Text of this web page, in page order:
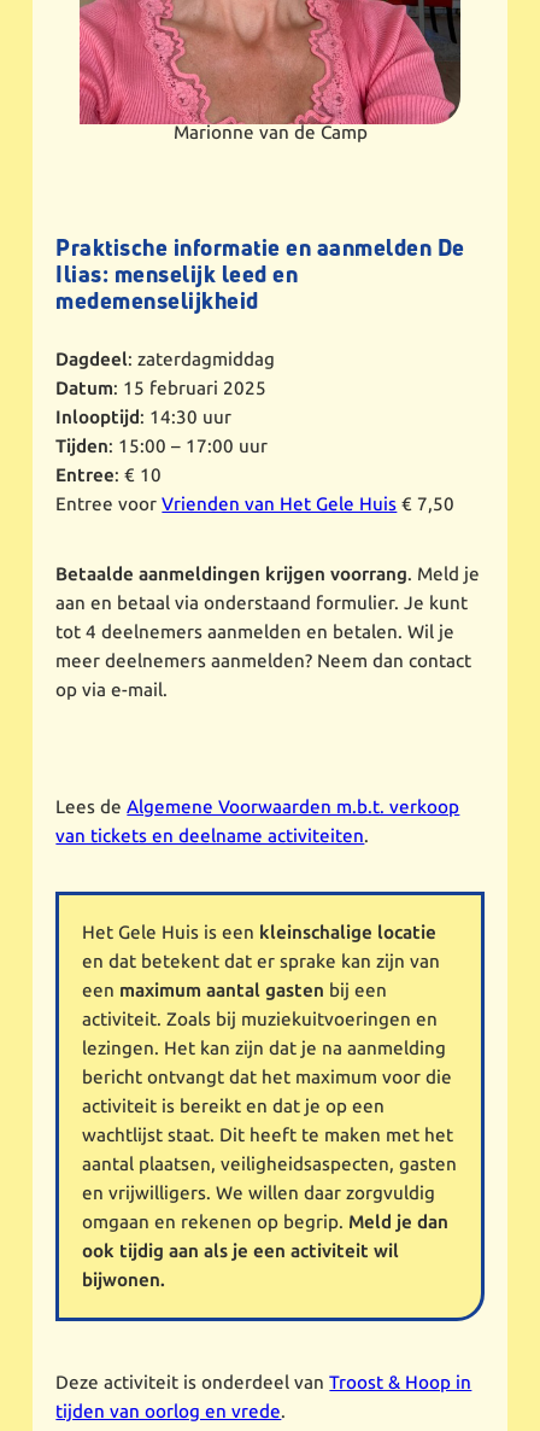
Marionne van de Camp
Praktische informatie en aanmelden De
Ilias: menselijk leed en
medemenselijkheid
Dagdeel: zaterdagmiddag
Datum: 15 februari 2025
Inlooptijd: 14:30 uur
Tijden: 15:00 – 17:00 uur
Entree: € 10
Entree voorVrienden van Het Gele Huis € 7,50
Betaalde aanmeldingen krijgen voorrang. Meld je
aan en betaal via onderstaand formulier. Je kunt
tot 4 deelnemers aanmelden en betalen. Wil je
meer deelnemers aanmelden? Neem dan contact
op via e-mail.
Lees deAlgemene Voorwaarden m.b.t. verkoop
van tickets en deelname activiteiten.
Het Gele Huis is een kleinschalige locatie
en dat betekent dat er sprake kan zijn van
een maximum aantal gasten bij een
activiteit. Zoals bij muziekuitvoeringen en
lezingen. Het kan zijn dat je na aanmelding
bericht ontvangt dat het maximum voor die
activiteit is bereikt en dat je op een
wachtlijst staat. Dit heeft te maken met het
aantal plaatsen, veiligheidsaspecten, gasten
en vrijwilligers. We willen daar zorgvuldig
omgaan en rekenen op begrip. Meld je dan
ook tijdig aan als je een activiteit wil
bijwonen.
Deze activiteit is onderdeel vanTroost & Hoop in
tijden van oorlog en vrede.